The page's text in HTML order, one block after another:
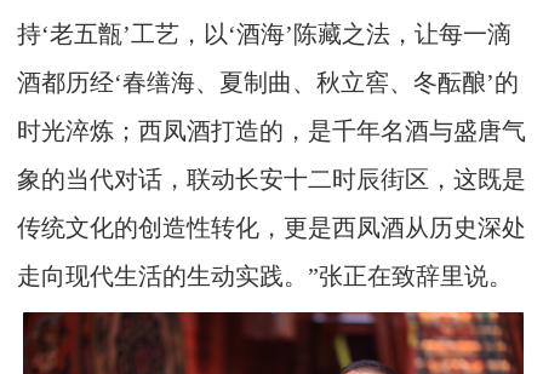
持‘老五甑’工艺，以‘酒海’陈藏之法，让每一滴
酒都历经‘春缮海、夏制曲、秋立窖、冬酝酿’的
时光淬炼；西凤酒打造的，是千年名酒与盛唐气
象的当代对话，联动长安十二时辰街区，这既是
传统文化的创造性转化，更是西凤酒从历史深处
走向现代生活的生动实践。”张正在致辞里说。